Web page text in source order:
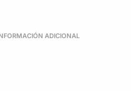
ADICIONAL